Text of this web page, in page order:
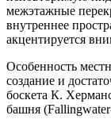
межэтажные
внутреннее
акцентируется
Особенность
создание и
боскета К.
башня